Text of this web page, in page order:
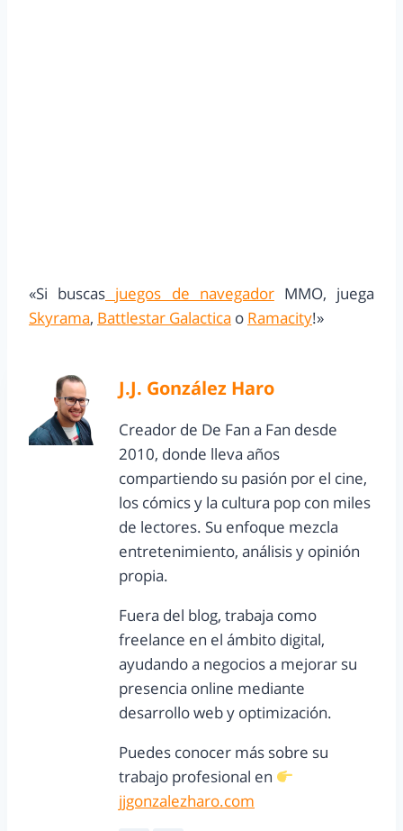
«Si buscas juegos de navegadorMMO, juega
Skyrama, Battlestar Galactica o Ramacity!»
J.J. González Haro
Creador de De Fan a Fan desde
2010, donde lleva años
compartiendo su pasión por el cine,
los cómics y la cultura pop con miles
de lectores. Su enfoque mezcla
entretenimiento, análisis y opinión
propia.
Fuera del blog, trabaja como
freelance en el ámbito digital,
ayudando a negocios a mejorar su
presencia online mediante
desarrollo web y optimización.
Puedes conocer más sobre su
trabajo profesional en
jjgonzalezharo.com